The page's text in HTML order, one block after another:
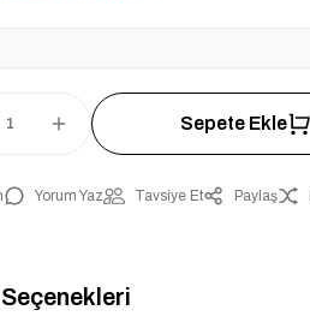
Sepete Ekle
Yorum Yaz Tavsiye Et Paylaş